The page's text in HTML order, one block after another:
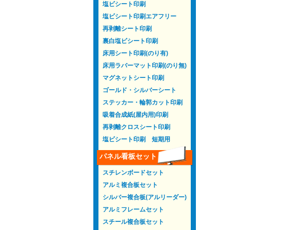
塩ビシート印刷
塩ビシート印刷エアフリー
再剥離シート印刷
裏白塩ビシート印刷
床用シート印刷(のり有)
床用ラバーマット印刷(のり無)
マグネットシート印刷
ゴールド・シルバーシート
ステッカー・輪郭カット印刷
吸着合成紙(屋内用)印刷
再剥離クロスシート印刷
塩ビシート印刷 短期用
パネル看板セット
スチレンボードセット
アルミ複合板セット
シルバー複合板(アルリーダー)
アルミフレームセット
スチール複合板セット